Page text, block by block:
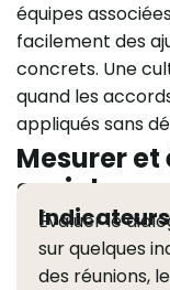
équipes
facilement des
concrets. Une
quand les
appliqués sans
Mesurer
social
Évaluer le
sur quelques
des réunions,